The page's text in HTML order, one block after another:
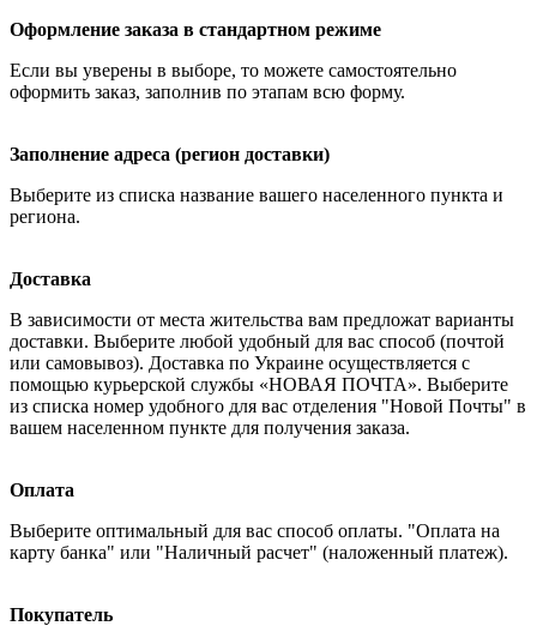
Оформление заказа в стандартном режиме
Если вы уверены в выборе, то можете самостоятельно
оформить заказ, заполнив по этапам всю форму.
Заполнение адреса (регион доставки)
Выберите из списка название вашего населенного пункта и
региона.
Доставка
В зависимости от места жительства вам предложат варианты
доставки. Выберите любой удобный для вас способ (почтой
или самовывоз). Доставка по Украине осуществляется с
помощью курьерской службы «НОВАЯ ПОЧТА». Выберите
из списка номер удобного для вас отделения "Новой Почты" в
вашем населенном пункте для получения заказа.
Оплата
Выберите оптимальный для вас способ оплаты. "Оплата на
карту банка" или "Наличный расчет" (наложенный платеж).
Покупатель